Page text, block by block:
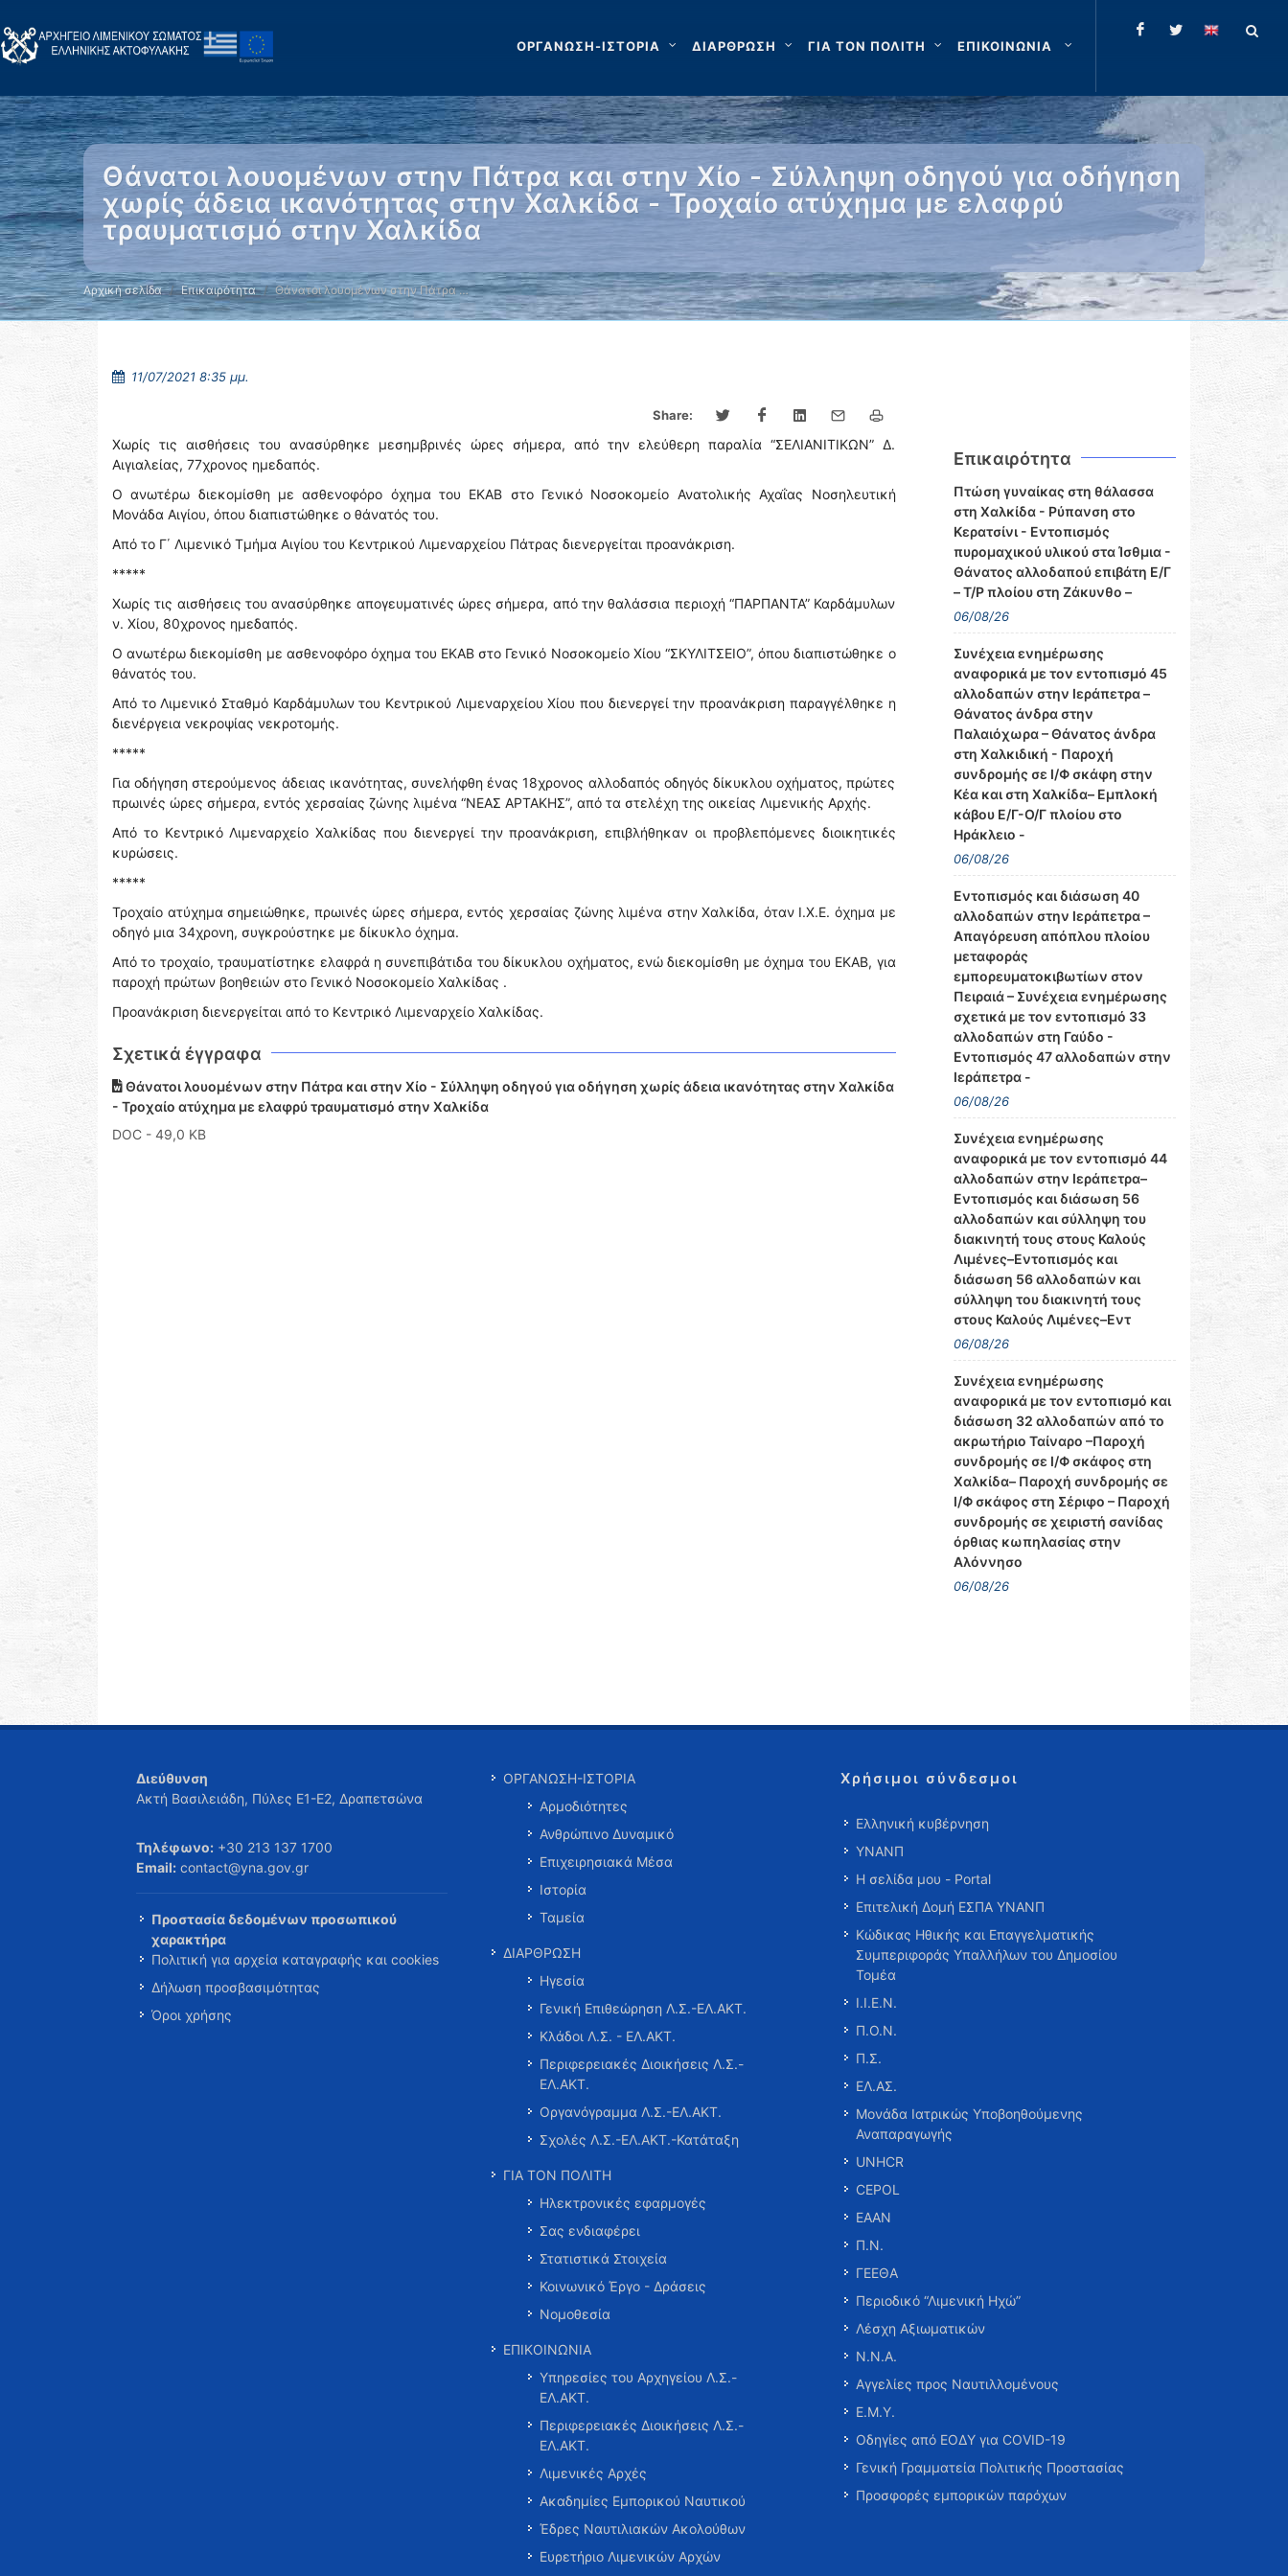
ΟΡΓΑΝΩΣΗ-ΙΣΤΟΡΙΑ ΔΙΑΡΘΡΩΣΗ ΓΙΑ ΤΟΝ ΠΟΛΙΤΗ ΕΠΙΚΟΙΝΩΝΙΑ
Θάνατοι λουομένων στην Πάτρα και στην Χίο - Σύλληψη οδηγού για οδήγηση
χωρίς άδεια ικανότητας στην Χαλκίδα - Τροχαίο ατύχημα με ελαφρύ
τραυματισμό στην Χαλκίδα
Αρχική σελίδα Επικαιρότητα Θάνατοι λουομένων στην Πάτρα …
11/07/2021 8:35 μμ.
Share:
Χωρίς τις αισθήσεις του ανασύρθηκε μεσημβρινές ώρες σήμερα, από την ελεύθερη παραλία “ΣΕΛΙΑΝΙΤΙΚΩΝ” Δ.
Αιγιαλείας, 77χρονος ημεδαπός.
Ο ανωτέρω διεκομίσθη με ασθενοφόρο όχημα του ΕΚΑΒ στο Γενικό Νοσοκομείο Ανατολικής Αχαΐας Νοσηλευτική
Μονάδα Αιγίου, όπου διαπιστώθηκε ο θάνατός του.
Από το Γ΄ Λιμενικό Τμήμα Αιγίου του Κεντρικού Λιμεναρχείου Πάτρας διενεργείται προανάκριση.
*****
Χωρίς τις αισθήσεις του ανασύρθηκε απογευματινές ώρες σήμερα, από την θαλάσσια περιοχή “ΠΑΡΠΑΝΤΑ” Καρδάμυλων
ν. Χίου, 80χρονος ημεδαπός.
Ο ανωτέρω διεκομίσθη με ασθενοφόρο όχημα του ΕΚΑΒ στο Γενικό Νοσοκομείο Χίου “ΣΚΥΛΙΤΣΕΙΟ”, όπου διαπιστώθηκε ο
θάνατός του.
Από το Λιμενικό Σταθμό Καρδάμυλων του Κεντρικού Λιμεναρχείου Χίου που διενεργεί την προανάκριση παραγγέλθηκε η
διενέργεια νεκροψίας νεκροτομής.
*****
Για οδήγηση στερούμενος άδειας ικανότητας, συνελήφθη ένας 18χρονος αλλοδαπός οδηγός δίκυκλου οχήματος, πρώτες
πρωινές ώρες σήμερα, εντός χερσαίας ζώνης λιμένα “ΝΕΑΣ ΑΡΤΑΚΗΣ”, από τα στελέχη της οικείας Λιμενικής Αρχής.
Από το Κεντρικό Λιμεναρχείο Χαλκίδας που διενεργεί την προανάκριση, επιβλήθηκαν οι προβλεπόμενες διοικητικές
κυρώσεις.
*****
Τροχαίο ατύχημα σημειώθηκε, πρωινές ώρες σήμερα, εντός χερσαίας ζώνης λιμένα στην Χαλκίδα, όταν Ι.Χ.Ε. όχημα με
οδηγό μια 34χρονη, συγκρούστηκε με δίκυκλο όχημα.
Από το τροχαίο, τραυματίστηκε ελαφρά η συνεπιβάτιδα του δίκυκλου οχήματος, ενώ διεκομίσθη με όχημα του ΕΚΑΒ, για
παροχή πρώτων βοηθειών στο Γενικό Νοσοκομείο Χαλκίδας .
Προανάκριση διενεργείται από το Κεντρικό Λιμεναρχείο Χαλκίδας.
Σχετικά έγγραφα
Θάνατοι λουομένων στην Πάτρα και στην Χίο - Σύλληψη οδηγού για οδήγηση χωρίς άδεια ικανότητας στην Χαλκίδα
- Τροχαίο ατύχημα με ελαφρύ τραυματισμό στην Χαλκίδα
DOC - 49,0 KB
Επικαιρότητα
Πτώση γυναίκας στη θάλασσα
στη Χαλκίδα - Ρύπανση στο
Κερατσίνι - Εντοπισμός
πυρομαχικού υλικού στα Ίσθμια -
Θάνατος αλλοδαπού επιβάτη Ε/Γ
– Τ/Ρ πλοίου στη Ζάκυνθο –
06/08/26
Συνέχεια ενημέρωσης
αναφορικά με τον εντοπισμό 45
αλλοδαπών στην Ιεράπετρα –
Θάνατος άνδρα στην
Παλαιόχωρα – Θάνατος άνδρα
στη Χαλκιδική - Παροχή
συνδρομής σε Ι/Φ σκάφη στην
Κέα και στη Χαλκίδα– Εμπλοκή
κάβου Ε/Γ-Ο/Γ πλοίου στο
Ηράκλειο -
06/08/26
Εντοπισμός και διάσωση 40
αλλοδαπών στην Ιεράπετρα –
Απαγόρευση απόπλου πλοίου
μεταφοράς
εμπορευματοκιβωτίων στον
Πειραιά – Συνέχεια ενημέρωσης
σχετικά με τον εντοπισμό 33
αλλοδαπών στη Γαύδο -
Εντοπισμός 47 αλλοδαπών στην
Ιεράπετρα -
06/08/26
Συνέχεια ενημέρωσης
αναφορικά με τον εντοπισμό 44
αλλοδαπών στην Ιεράπετρα–
Εντοπισμός και διάσωση 56
αλλοδαπών και σύλληψη του
διακινητή τους στους Καλούς
Λιμένες–Εντοπισμός και
διάσωση 56 αλλοδαπών και
σύλληψη του διακινητή τους
στους Καλούς Λιμένες–Εντ
06/08/26
Συνέχεια ενημέρωσης
αναφορικά με τον εντοπισμό και
διάσωση 32 αλλοδαπών από το
ακρωτήριο Ταίναρο –Παροχή
συνδρομής σε Ι/Φ σκάφος στη
Χαλκίδα– Παροχή συνδρομής σε
Ι/Φ σκάφος στη Σέριφο – Παροχή
συνδρομής σε χειριστή σανίδας
όρθιας κωπηλασίας στην
Αλόννησο
06/08/26
Διεύθυνση
Ακτή Βασιλειάδη, Πύλες Ε1-Ε2, Δραπετσώνα
Τηλέφωνο: +30 213 137 1700
Email: contact@yna.gov.gr
Προστασία δεδομένων προσωπικού
χαρακτήρα
Πολιτική για αρχεία καταγραφής και cookies
Δήλωση προσβασιμότητας
Όροι χρήσης
ΟΡΓΑΝΩΣΗ-ΙΣΤΟΡΙΑ
Αρμοδιότητες
Ανθρώπινο Δυναμικό
Επιχειρησιακά Μέσα
Ιστορία
Ταμεία
ΔΙΑΡΘΡΩΣΗ
Ηγεσία
Γενική Επιθεώρηση Λ.Σ.-ΕΛ.ΑΚΤ.
Κλάδοι Λ.Σ. - ΕΛ.ΑΚΤ.
Περιφερειακές Διοικήσεις Λ.Σ.-
ΕΛ.ΑΚΤ.
Οργανόγραμμα Λ.Σ.-ΕΛ.ΑΚΤ.
Σχολές Λ.Σ.-ΕΛ.ΑΚΤ.-Κατάταξη
ΓΙΑ ΤΟΝ ΠΟΛΙΤΗ
Ηλεκτρονικές εφαρμογές
Σας ενδιαφέρει
Στατιστικά Στοιχεία
Κοινωνικό Έργο - Δράσεις
Νομοθεσία
ΕΠΙΚΟΙΝΩΝΙΑ
Υπηρεσίες του Αρχηγείου Λ.Σ.-
ΕΛ.ΑΚΤ.
Περιφερειακές Διοικήσεις Λ.Σ.-
ΕΛ.ΑΚΤ.
Λιμενικές Αρχές
Ακαδημίες Εμπορικού Ναυτικού
Έδρες Ναυτιλιακών Ακολούθων
Ευρετήριο Λιμενικών Αρχών
Χρήσιμοι σύνδεσμοι
Ελληνική κυβέρνηση
ΥΝΑΝΠ
Η σελίδα μου - Portal
Επιτελική Δομή ΕΣΠΑ ΥΝΑΝΠ
Κώδικας Ηθικής και Επαγγελματικής
Συμπεριφοράς Υπαλλήλων του Δημοσίου
Τομέα
Ι.Ι.Ε.Ν.
Π.Ο.Ν.
Π.Σ.
ΕΛ.ΑΣ.
Μονάδα Ιατρικώς Υποβοηθούμενης
Αναπαραγωγής
UNHCR
CEPOL
ΕΑΑΝ
Π.Ν.
ΓΕΕΘΑ
Περιοδικό “Λιμενική Ηχώ”
Λέσχη Αξιωματικών
Ν.Ν.Α.
Αγγελίες προς Ναυτιλλομένους
Ε.Μ.Υ.
Οδηγίες από ΕΟΔΥ για COVID-19
Γενική Γραμματεία Πολιτικής Προστασίας
Προσφορές εμπορικών παρόχων